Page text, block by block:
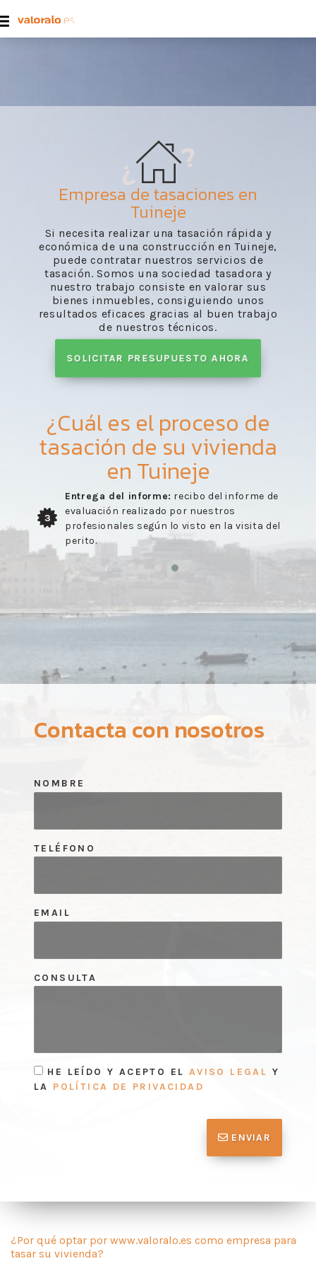
Empresa de tasaciones en
Tuineje
Si necesita realizar una tasación rápida y
económica de una construcción en Tuineje,
puede contratar nuestros servicios de
tasación. Somos una sociedad tasadora y
nuestro trabajo consiste en valorar sus
bienes inmuebles, consiguiendo unos
resultados eficaces gracias al buen trabajo
de nuestros técnicos.
SOLICITAR PRESUPUESTO AHORA
¿Cuál es el proceso de
tasación de su vivienda
en Tuineje
3
Entrega del informe: recibo del informe de
evaluación realizado por nuestros
profesionales según lo visto en la visita del
perito.
Contacta con nosotros
NOMBRE
TELÉFONO
EMAIL
CONSULTA
HE LEÍDO Y ACEPTO EL AVISO LEGAL Y
LA POLÍTICA DE PRIVACIDAD
ENVIAR
¿Por qué optar por www.valoralo.es como empresa para
tasar su vivienda?